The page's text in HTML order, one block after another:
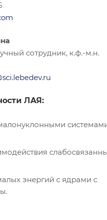
сотрудник, к.ф.-м.н.
ЛАЯ:
энергий с ядрами с